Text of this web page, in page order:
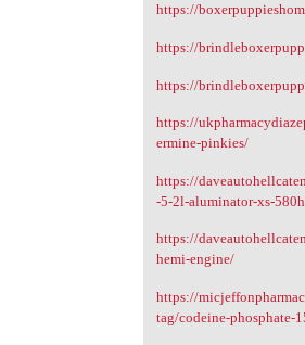
https://
https://
https://
https://
ermine-pinkies/
https://
-5-2l-aluminator-xs-580h...
https://
hemi-engine/
https://
tag/codeine-phosphate-